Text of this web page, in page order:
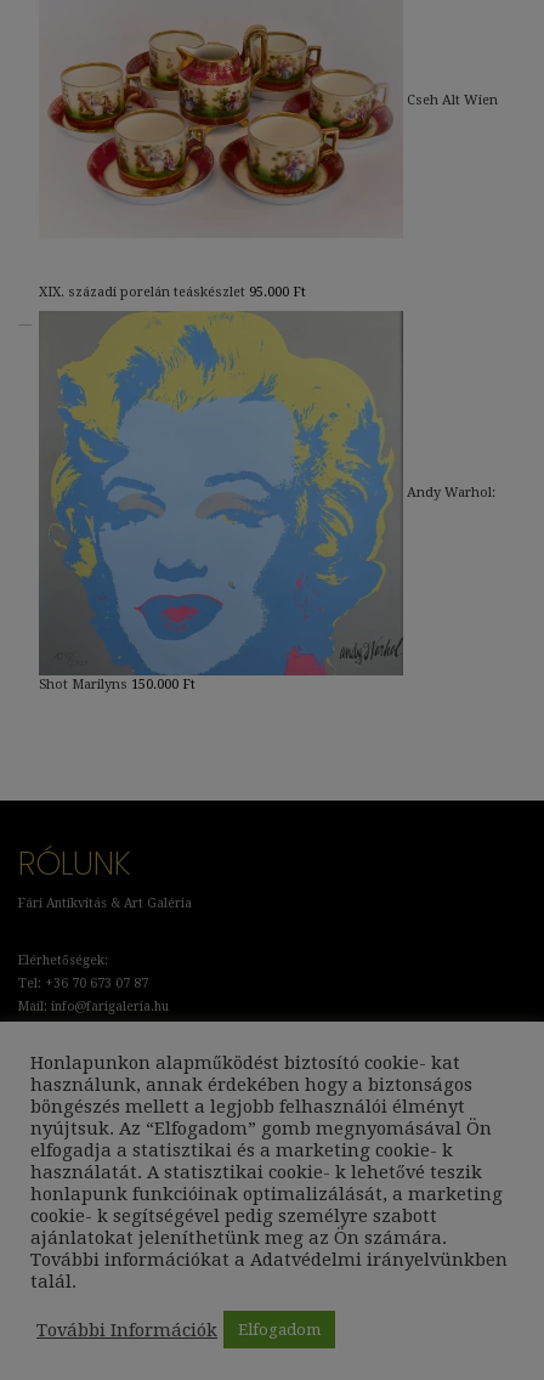
Cseh Alt Wien
XIX. századi porelán teáskészlet 95.000 Ft
Andy Warhol:
Shot Marilyns 150.000 Ft
RÓLUNK
Fári Antikvitás & Art Galéria
Elérhetőségek:
Tel: +36 70 673 07 87
Mail: info@farigaleria.hu
Adatkezelési Tájékoztató
Általános Szerződési Feltételek
Szállítási és Garanciális feltételek
KÖVESSEN MINKET:
Honlapunkon alapműködést biztosító cookie- kat
használunk, annak érdekében hogy a biztonságos
böngészés mellett a legjobb felhasználói élményt
nyújtsuk. Az “Elfogadom” gomb megnyomásával Ön
elfogadja a statisztikai és a marketing cookie- k
használatát. A statisztikai cookie- k lehetővé teszik
honlapunk funkcióinak optimalizálását, a marketing
cookie- k segítségével pedig személyre szabott
ajánlatokat jeleníthetünk meg az Ön számára.
További információkat a Adatvédelmi irányelvünkben
talál.
További Információk Elfogadom